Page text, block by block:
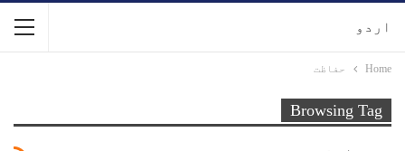
اردو
Home حفاظت
Browsing Tag